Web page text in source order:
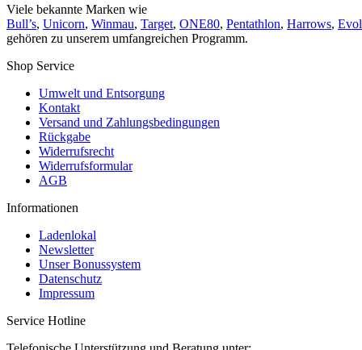
Viele bekannte Marken wie
Bull’s, Unicorn, Winmau, Target, ONE80, Pentathlon, Harrows,
gehören zu unserem umfangreichen Programm.
Shop Service
Umwelt und Entsorgung
Kontakt
Versand und Zahlungsbedingungen
Rückgabe
Widerrufsrecht
Widerrufsformular
AGB
Informationen
Ladenlokal
Newsletter
Unser Bonussystem
Datenschutz
Impressum
Service Hotline